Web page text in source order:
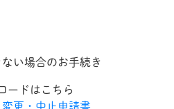
い場合のお手続き
ードはこちら
変更・中止申請書